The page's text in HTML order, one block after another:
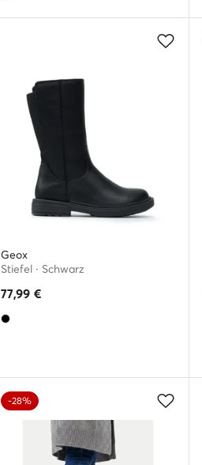
Geox
Stiefel · Schwarz
77,99 €
-28%